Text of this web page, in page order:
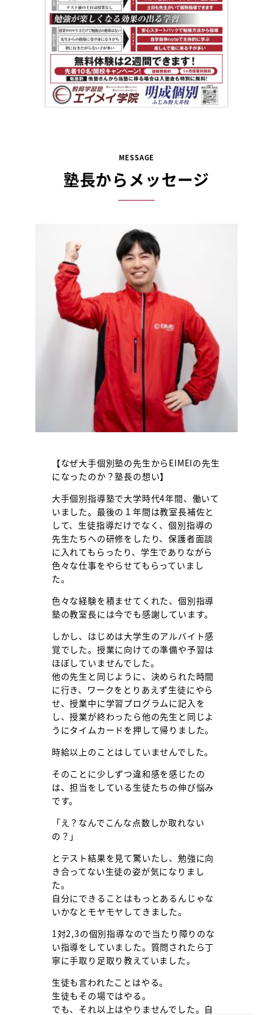
MESSAGE
塾長からメッセージ
【なぜ大手個別塾の先生からEIMEIの先生
になったのか？塾長の想い】
大手個別指導塾で大学時代4年間、働いて
いました。最後の１年間は教室長補佐と
して、生徒指導だけでなく、個別指導の
先生たちへの研修をしたり、保護者面談
に入れてもらったり、学生でありながら
色々な仕事をやらせてもらっていまし
た。
色々な経験を積ませてくれた、個別指導
塾の教室長には今でも感謝しています。
しかし、はじめは大学生のアルバイト感
覚でした。授業に向けての準備や予習は
ほぼしていませんでした。
他の先生と同じように、決められた時間
に行き、ワークをとりあえず生徒にやら
せ、授業中に学習プログラムに記入を
し、授業が終わったら他の先生と同じよ
うにタイムカードを押して帰りました。
時給以上のことはしていませんでした。
そのことに少しずつ違和感を感じたの
は、担当をしている生徒たちの伸び悩み
です。
「え？なんでこんな点数しか取れない
の？」
とテスト結果を見て驚いたし、勉強に向
き合ってない生徒の姿が気になりまし
た。
自分にできることはもっとあるんじゃな
いかなとモヤモヤしてきました。
1対2,3の個別指導なので当たり障りのな
い指導をしていました。質問されたら丁
寧に手取り足取り教えていました。
生徒も言われたことはやる。
生徒もその場ではやる。
でも、それ以上はやりませんでした。自